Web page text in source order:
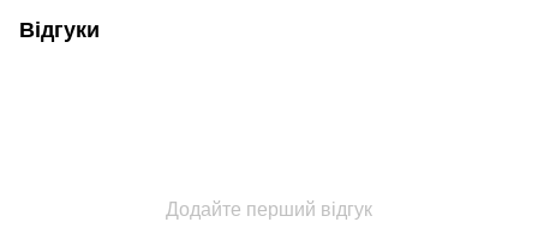
Відгуки
Додайте перший відгук